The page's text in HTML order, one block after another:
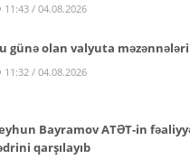
11:43 / 04.08.2026
günə olan valyuta məzənnələri
11:32 / 04.08.2026
Bayramov ATƏT-in
qarşılayıb